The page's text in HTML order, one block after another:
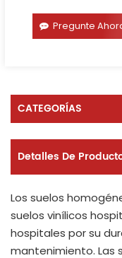
Pregunte
CATEGORÍAS
Detalles De
Los suelos
suelos vinílicos
hospitales por su
mantenimiento. Las